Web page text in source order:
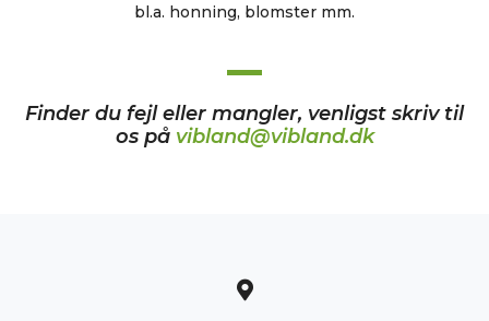
bl.a. honning, blomster mm.
Finder du fejl eller mangler, venligst skriv til
os på vibland@vibland.dk